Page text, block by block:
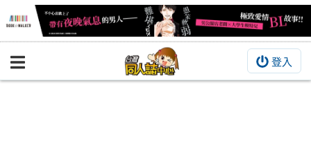
登入
BOOKY書集倉庫